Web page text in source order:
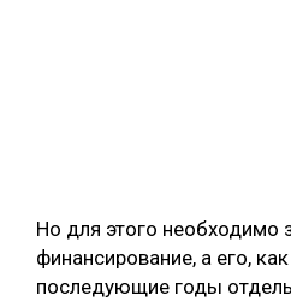
Но для этого необходимо
финансирование, а его,
последующие годы